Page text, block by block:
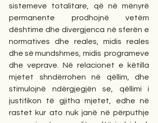
sistemeve totalitare, që në mënyrë
permanente prodhojnë vetëm
dështime dhe divergjenca në sferën e
normatives dhe reales, midis reales
dhe së mundshmes, midis  programeve
dhe veprave. Në relacionet e këtilla
mjetet shndërrohen në qëllim, dhe
stimulojnë ndërgjegjën se, qëllimi i
justifikon të gjitha mjetet, edhe në
rastet kur ato nuk janë në përputhje